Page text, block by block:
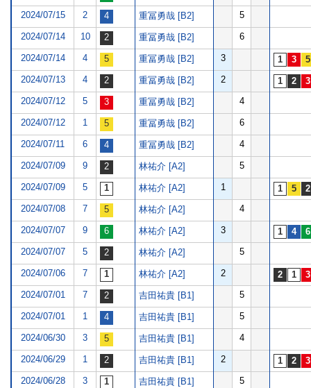
2024/07/15 2 重冨勇哉 [B2] 5
2024/07/14 10 重冨勇哉 [B2] 6
2024/07/14 4 重冨勇哉 [B2] 3
2024/07/13 4 重冨勇哉 [B2] 2
2024/07/12 5 重冨勇哉 [B2] 4
2024/07/12 1 重冨勇哉 [B2] 6
2024/07/11 6 重冨勇哉 [B2] 4
2024/07/09 9 林祐介 [A2] 5
2024/07/09 5 林祐介 [A2] 1
2024/07/08 7 林祐介 [A2] 4
2024/07/07 9 林祐介 [A2] 3
2024/07/07 5 林祐介 [A2] 5
2024/07/06 7 林祐介 [A2] 2
2024/07/01 7 吉田祐貴 [B1] 5
2024/07/01 1 吉田祐貴 [B1] 5
2024/06/30 3 吉田祐貴 [B1] 4
2024/06/29 1 吉田祐貴 [B1] 2
2024/06/28 3 吉田祐貴 [B1] 5